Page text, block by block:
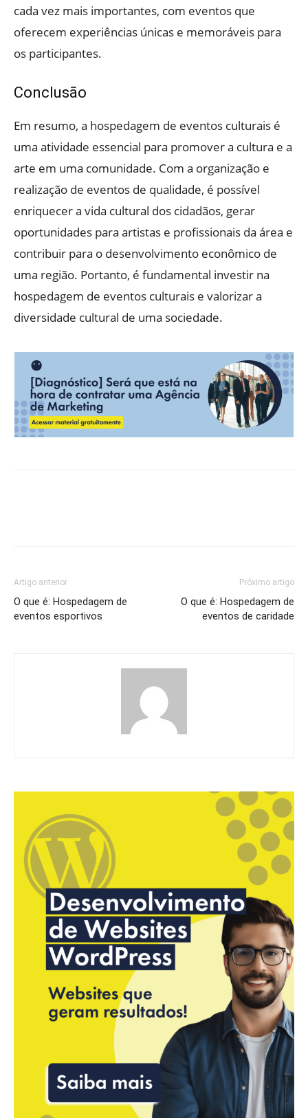
cada vez mais importantes, com eventos que
oferecem experiências únicas e memoráveis para
os participantes.
Conclusão
Em resumo, a hospedagem de eventos culturais é
uma atividade essencial para promover a cultura e a
arte em uma comunidade. Com a organização e
realização de eventos de qualidade, é possível
enriquecer a vida cultural dos cidadãos, gerar
oportunidades para artistas e profissionais da área e
contribuir para o desenvolvimento econômico de
uma região. Portanto, é fundamental investir na
hospedagem de eventos culturais e valorizar a
diversidade cultural de uma sociedade.
Artigo anterior
O que é: Hospedagem de
eventos esportivos
Próximo artigo
O que é: Hospedagem de
eventos de caridade